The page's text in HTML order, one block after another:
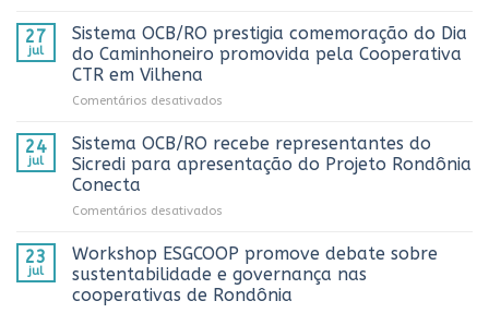
Rondônia
e
reconhece
de
comunicação
cooperativista
fortalece
Rondônia
e
no
AnuárioCoop
27
jul
Sistema OCB/RO prestigia comemoração do Dia
do Caminhoneiro promovida pela Cooperativa
CTR em Vilhena
Comentários desativados
OCB/RO
prestigia
comemoração
Caminhoneiro
promovida
pela
Cooperativa
24
jul
Sistema OCB/RO recebe representantes do
Sicredi para apresentação do Projeto Rondônia
Conecta
Comentários desativados
OCB/RO
recebe
representantes
do
23
jul
Workshop ESGCOOP promove debate sobre
sustentabilidade e governança nas
cooperativas de Rondônia